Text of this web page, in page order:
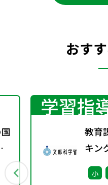
おす
学習指
教育
キン
回
小